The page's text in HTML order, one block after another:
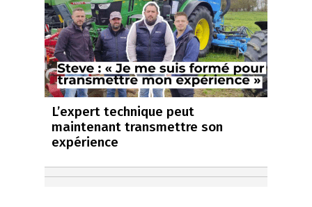
L’expert technique peut
maintenant transmettre son
expérience